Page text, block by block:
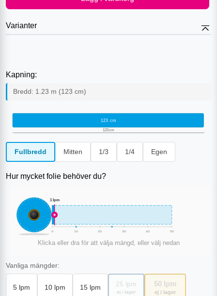
Varianter
Kapning:
Bredd: 1.23 m (123 cm)
123 cm
123cm
Fullbredd Mitten 1/3 1/4 Egen
Hur mycket folie behöver du?
1 lpm
0 10 20 30 40 50
Klicka eller dra för att välja mängd, eller välj nedan
Vanliga mängder:
5 lpm 10 lpm 15 lpm 25 lpm
ej i lager
50 lpm
ej i lager